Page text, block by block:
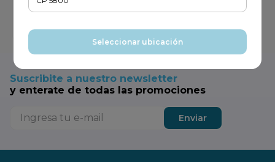
Seleccionar ubicación
Suscribite a nuestro newsletter
y enterate de todas las promociones
Enviar